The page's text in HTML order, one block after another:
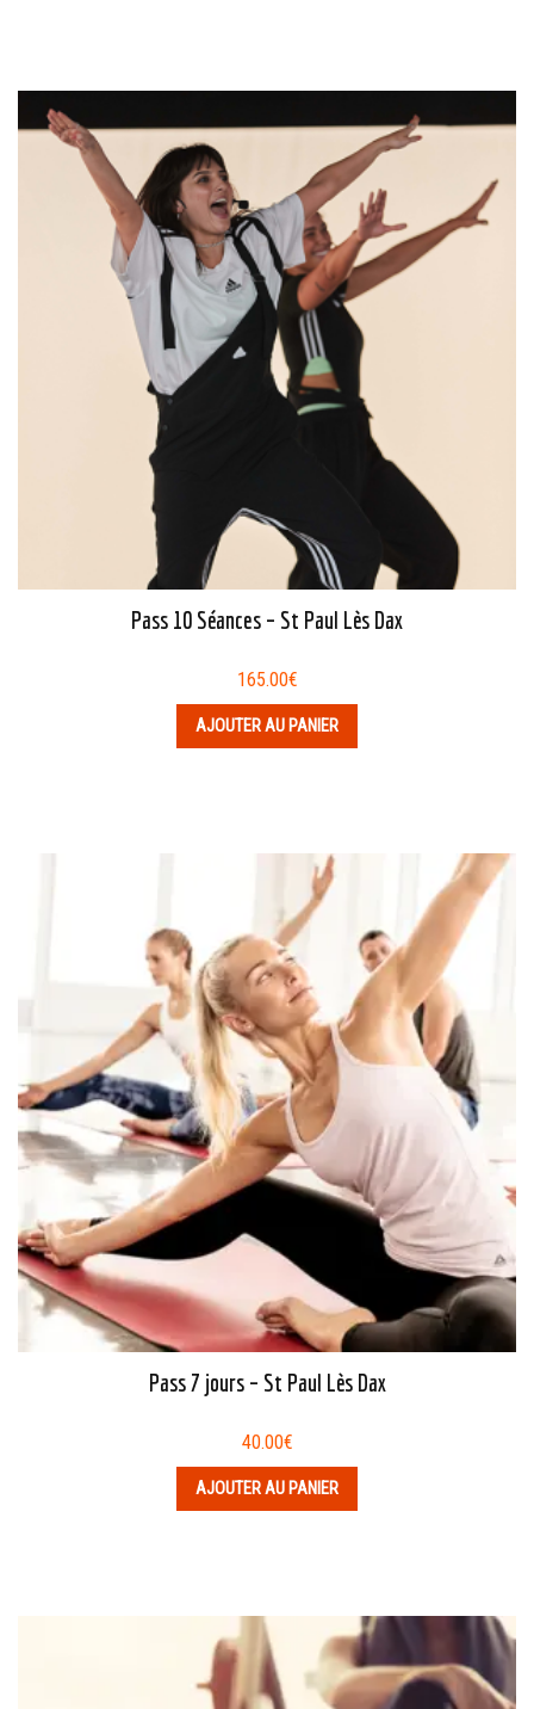
Pass 10 Séances – St Paul Lès Dax
165.00€
AJOUTER AU PANIER
Pass 7 jours – St Paul Lès Dax
40.00€
AJOUTER AU PANIER